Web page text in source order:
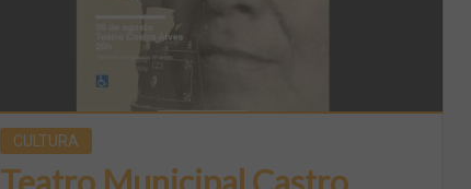
CULTURA
Teatro Municipal Castro